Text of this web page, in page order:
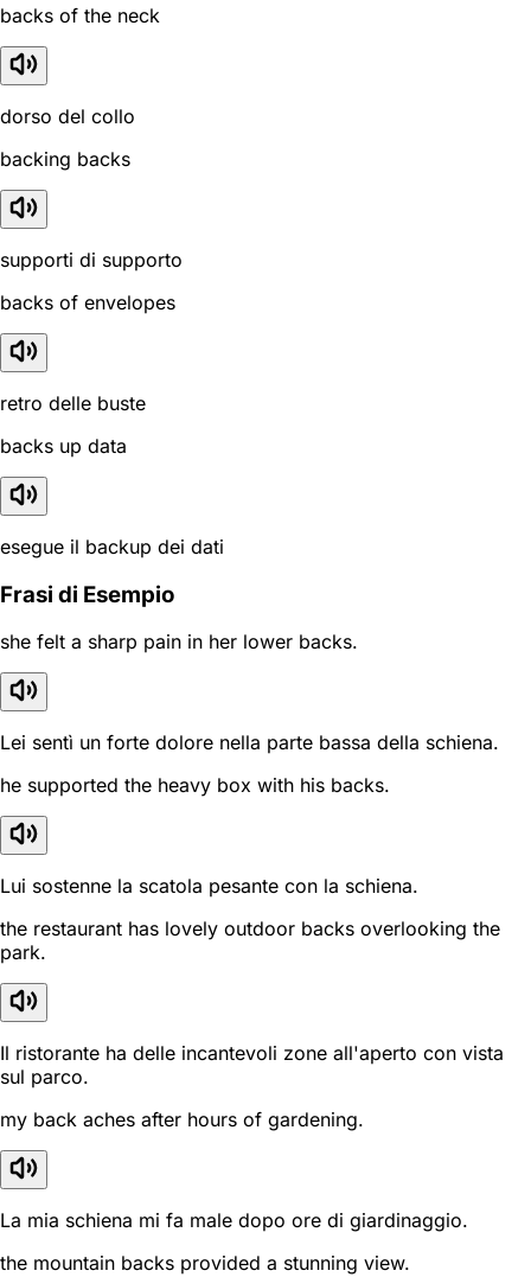
backs of the neck
dorso del collo
backing backs
supporti di supporto
backs of envelopes
retro delle buste
backs up data
esegue il backup dei dati
Frasi di Esempio
she felt a sharp pain in her lower backs.
Lei sentì un forte dolore nella parte bassa della schiena.
he supported the heavy box with his backs.
Lui sostenne la scatola pesante con la schiena.
the restaurant has lovely outdoor backs overlooking the
park.
Il ristorante ha delle incantevoli zone all'aperto con vista
sul parco.
my back aches after hours of gardening.
La mia schiena mi fa male dopo ore di giardinaggio.
the mountain backs provided a stunning view.